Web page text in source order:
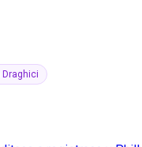
Draghici